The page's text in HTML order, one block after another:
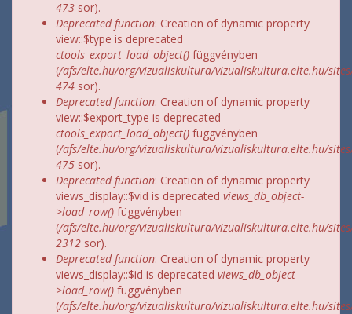
473 sor).
Deprecated function: Creation of dynamic property
view::$type is deprecated
ctools_export_load_object() függvényben
(/afs/elte.hu/org/vizualiskultura/vizualiskultura.elte.hu/
474 sor).
Deprecated function: Creation of dynamic property
view::$export_type is deprecated
ctools_export_load_object() függvényben
(/afs/elte.hu/org/vizualiskultura/vizualiskultura.elte.hu/
475 sor).
Deprecated function: Creation of dynamic property
views_display::$vid is deprecated views_db_object-
>load_row() függvényben
(/afs/elte.hu/org/vizualiskultura/vizualiskultura.elte.hu/
2312 sor).
Deprecated function: Creation of dynamic property
views_display::$id is deprecated views_db_object-
>load_row() függvényben
(/afs/elte.hu/org/vizualiskultura/vizualiskultura.elte.hu/